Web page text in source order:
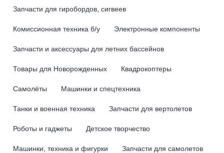
Запчасти для гиробордов, сигвеев
Комиссионная техника б/у Электронные компоненты
Запчасти и аксессуары для летних бассейнов
Товары для Новорожденных Квадрокоптеры
Самолёты Машинки и спецтехника
Танки и военная техника Запчасти для вертолетов
Роботы и гаджеты Детское творчество
Машинки, техника и фигурки Запчасти для самолетов